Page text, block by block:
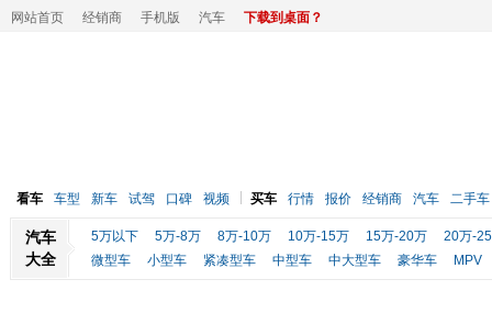
网站首页 经销商 手机版 汽车 下载到桌面？
看车 车型 新车 试驾 口碑 视频 买车 行情 报价 经销商 汽车 二手车
汽车
大全
5万以下 5万-8万 8万-10万 10万-15万 15万-20万
20万-
微型车
小型车 紧凑型车 中型车 中大型车 豪华车 MPV